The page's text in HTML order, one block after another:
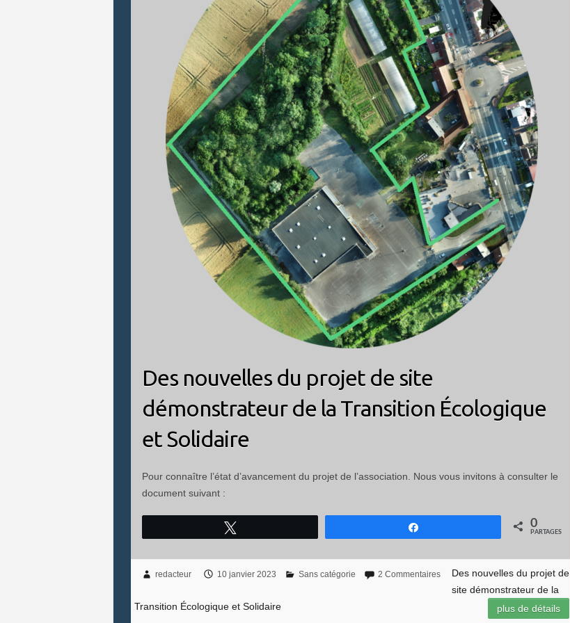
Des nouvelles du projet de site
démonstrateur de la Transition Écologique
et Solidaire
Pour connaître l’état d’avancement du projet de l’association. Nous vous invitons à consulter le
document suivant :
0
PARTAGES
redacteur 10 janvier 2023 Sans catégorie 2 Commentaires
Des nouvelles du projet de
site démonstrateur de la
Transition Écologique et Solidaire
plus de détails